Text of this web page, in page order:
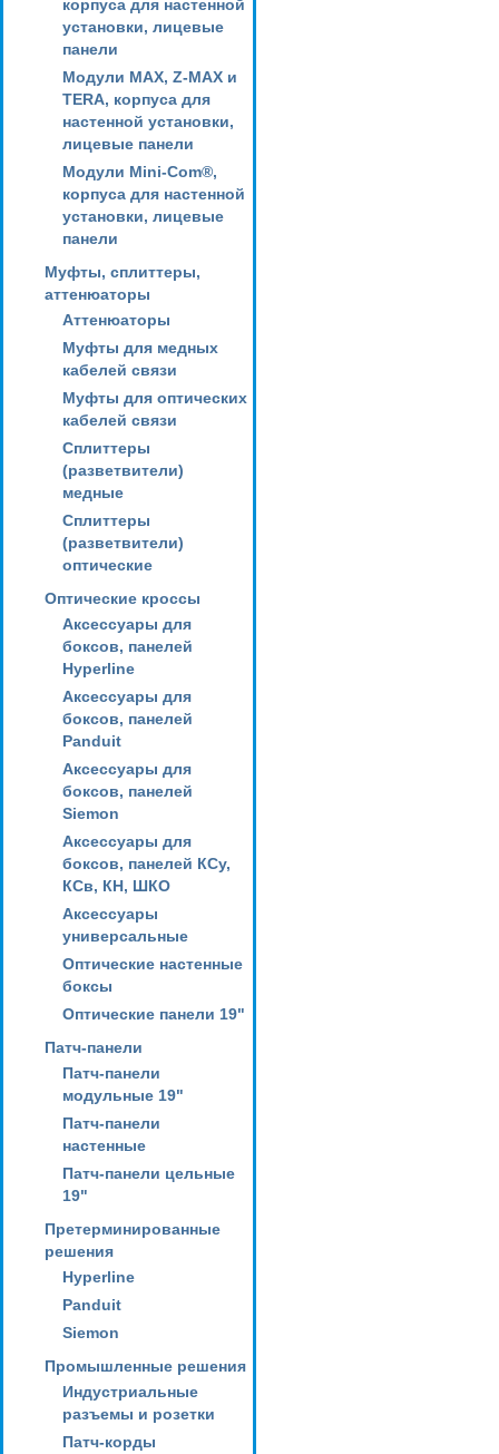
корпуса для настенной
установки, лицевые
панели
Модули MAX, Z-MAX и
TERA, корпуса для
настенной установки,
лицевые панели
Модули Mini-Com®,
корпуса для настенной
установки, лицевые
панели
Муфты, сплиттеры,
аттенюаторы
Аттенюаторы
Муфты для медных
кабелей связи
Муфты для оптических
кабелей связи
Сплиттеры
(разветвители)
медные
Сплиттеры
(разветвители)
оптические
Оптические кроссы
Аксессуары для
боксов, панелей
Hyperline
Аксессуары для
боксов, панелей
Panduit
Аксессуары для
боксов, панелей
Siemon
Аксессуары для
боксов, панелей КСу,
КСв, КН, ШКО
Аксессуары
универсальные
Оптические настенные
боксы
Оптические панели 19"
Патч-панели
Патч-панели
модульные 19"
Патч-панели
настенные
Патч-панели цельные
19"
Претерминированные
решения
Hyperline
Panduit
Siemon
Промышленные решения
Индустриальные
разъемы и розетки
Патч-корды